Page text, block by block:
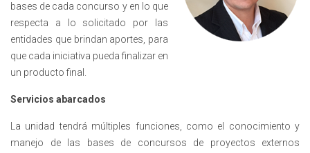
bases de cada concurso y en lo que
respecta a lo solicitado por las
entidades que brindan aportes, para
que cada iniciativa pueda finalizar en
un producto final.
Servicios abarcados
La unidad tendrá múltiples funciones, como el conocimiento y
manejo de las bases de concursos de proyectos externos